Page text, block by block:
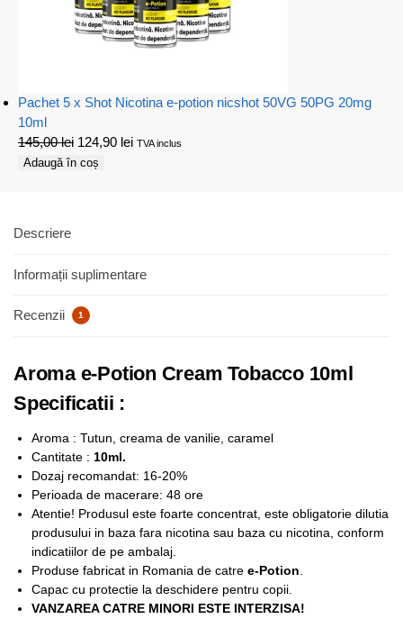
Pachet 5 x Shot Nicotina e-potion nicshot 50VG 50PG 20mg
10ml
145,00lei 124,90 lei TVA inclus
Adaugă în coș
Descriere
Informații suplimentare
Recenzii 1
Aroma e-Potion Cream Tobacco 10ml
Specificatii :
Aroma : Tutun, creama de vanilie, caramel
Cantitate : 10ml.
Dozaj recomandat: 16-20%
Perioada de macerare: 48 ore
Atentie! Produsul este foarte concentrat, este obligatorie dilutia
produsului in baza fara nicotina sau baza cu nicotina, conform
indicatiilor de pe ambalaj.
Produse fabricat in Romania de catre e-Potion.
Capac cu protectie la deschidere pentru copii.
VANZAREA CATRE MINORI ESTE INTERZISA!